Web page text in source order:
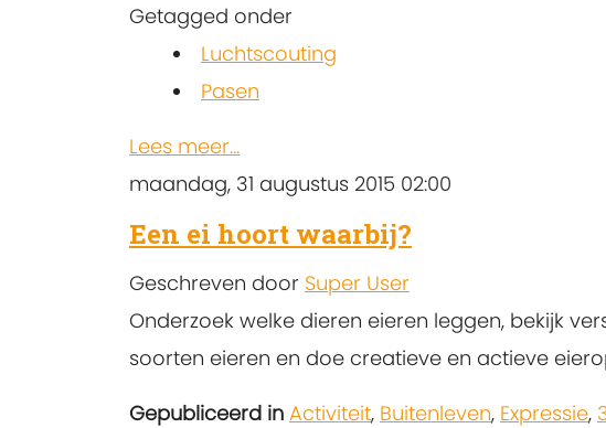
Getagged onder
Luchtscouting
Pasen
Lees meer...
maandag, 31 augustus 2015 02:00
Een ei hoort waarbij?
Geschreven door Super User
Onderzoek welke dieren eieren leggen, bekijk
soorten eieren en doe creatieve en actieve
Gepubliceerd in Activiteit, Buitenleven, Expressie,